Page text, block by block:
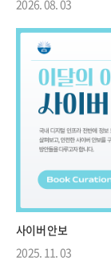
2026. 08. 03
사이버 안보
2025. 11. 03